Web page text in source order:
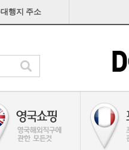
행지 주소